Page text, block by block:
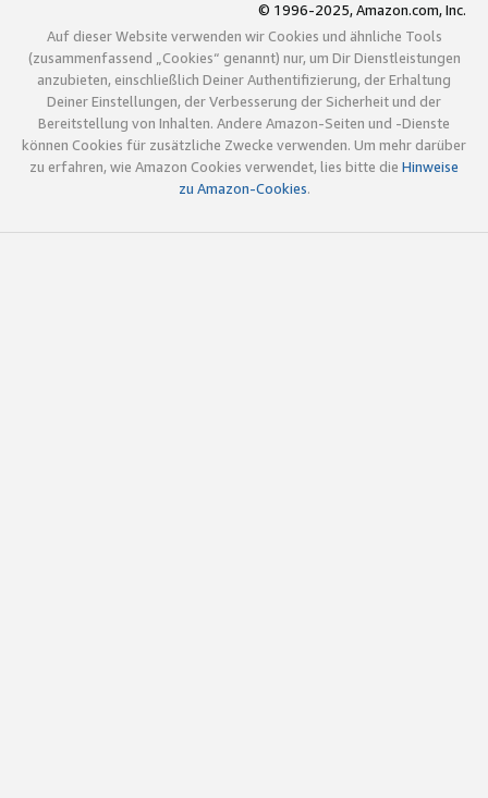
© 1996-2025, Amazon.com, Inc.
Auf dieser Website verwenden wir Cookies und ähnliche Tools
(zusammenfassend „Cookies“ genannt) nur, um Dir Dienstleistungen
anzubieten, einschließlich Deiner Authentifizierung, der Erhaltung
Deiner Einstellungen, der Verbesserung der Sicherheit und der
Bereitstellung von Inhalten. Andere Amazon-Seiten und -Dienste
können Cookies für zusätzliche Zwecke verwenden. Um mehr darüber
zu erfahren, wie Amazon Cookies verwendet, lies bitte die Hinweise
zu Amazon-Cookies.